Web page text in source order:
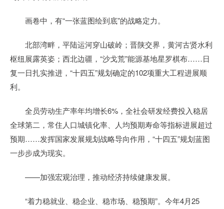
画卷中，有“一张蓝图绘到底”的战略定力。
北部湾畔，平陆运河穿山破岭；晋陕交界，黄河古贤水利
枢纽展露英姿；西北边疆，“沙戈荒”能源基地星罗棋布……日
复一日扎实推进，“十四五”规划确定的102项重大工程进展顺
利。
全员劳动生产率年均增长6%，全社会研发经费投入稳居
全球第二，常住人口城镇化率、人均预期寿命等指标进展超过
预期……发挥国家发展规划战略导向作用，“十四五”规划蓝图
一步步成为现实。
——加强宏观治理，推动经济持续健康发展。
“着力稳就业、稳企业、稳市场、稳预期”。今年4月25